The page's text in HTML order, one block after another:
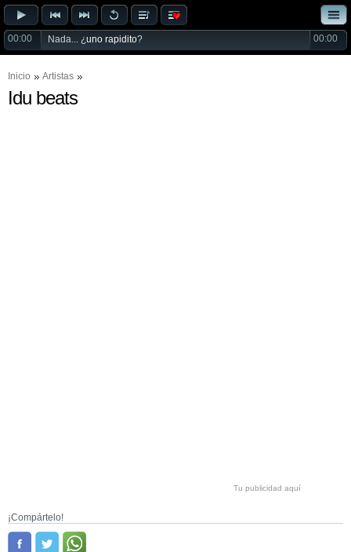
00:00 Nada... ¿uno rapidito? 00:00
Inicio Artistas
Idu beats
Tu publicidad aquí
¡Compártelo!